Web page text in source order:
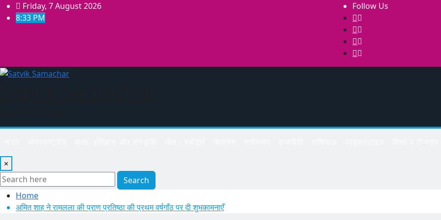
Skip
to
Friday, 7 August 2026
8:33 PM
Follow Us
×
Search
Home
अमित शाह ने रामलला की प्राण प्रतिष्ठा की प्रथम वर्षगाँठ पर दी शुभकामनाएँ